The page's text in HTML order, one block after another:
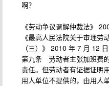
啊？
《劳动争议调解仲裁法》
《最高人民法院关于审理
（三）》 2010 年 7 月 12 日
第九条 劳动者主张加班费
责任。但劳动者有证据证明
用人单位不提供的，由用人